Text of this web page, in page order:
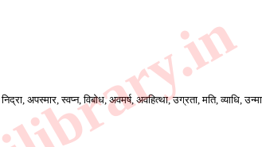
अपस्मार, स्वप्न, विबोध, अवमर्ष, अवहित्था, उग्रता, मति, व्याधि,